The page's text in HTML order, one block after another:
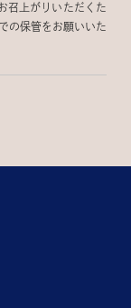
召上がりいただくた
の保管をお願いいた